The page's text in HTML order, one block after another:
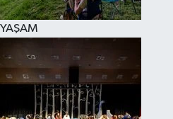
YAŞAM